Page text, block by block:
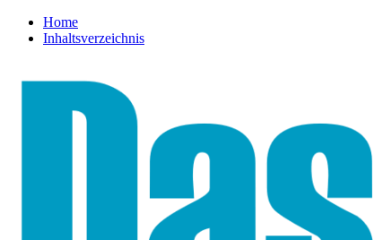
Home
Inhaltsverzeichnis